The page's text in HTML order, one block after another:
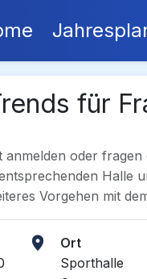
für
oder
Halle
Vorgehen mit
Ort
Sporthalle